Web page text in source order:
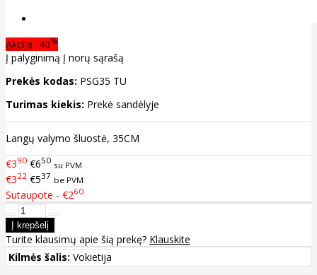
Akcija -40%
Į palyginimą Į norų sąrašą
Prekės kodas: PSG35 TU
Turimas kiekis: Prekė sandėlyje
Langų valymo šluostė, 35CM
€390 €650 su PVM
€322 €537 be PVM
Sutaupote - €260
Turite klausimų apie šią prekę? Klauskite
Kilmės šalis: Vokietija